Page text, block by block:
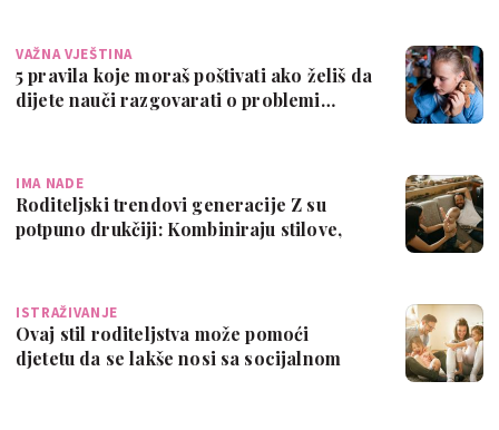
VAŽNA VJEŠTINA
5 pravila koje moraš poštivati ako želiš da
dijete nauči razgovarati o problemi…
IMA NADE
Roditeljski trendovi generacije Z su
potpuno drukčiji: Kombiniraju stilove,
ISTRAŽIVANJE
Ovaj stil roditeljstva može pomoći
djetetu da se lakše nosi sa socijalnom